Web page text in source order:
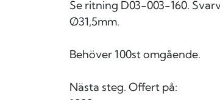
Se ritning D03-003-160.
Ø31,5mm.
Behöver 100st omgående.
Nästa steg. Offert på: